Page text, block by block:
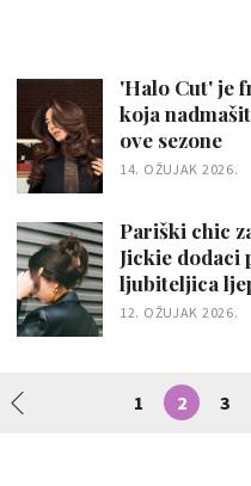
'Halo Cut' je
koja
ove sezone
14. OŽUJAK 2026.
Pariški chic
Jickie dodaci
ljubiteljica
12. OŽUJAK 2026.
1 2 3